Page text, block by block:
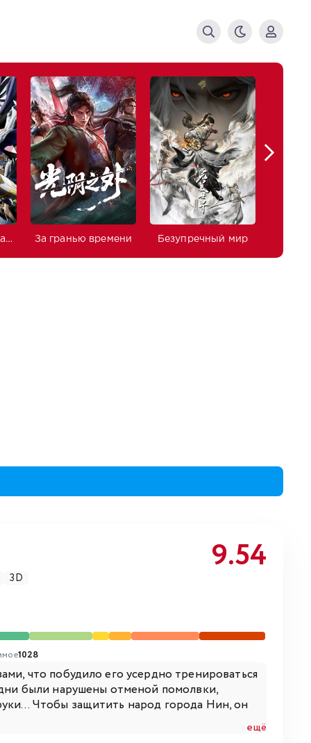
Изгнанный реинкарнированный тяжёлый рыцарь не имеет себе равных в знаниях игры За гранью времени Безупречный мир
9.54
3D
1028
что побудило его усердно тренироваться
были нарушены отменой помолвки,
Чтобы защитить народ города Нин, он
ещё